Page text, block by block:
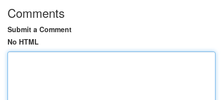
Comments
Submit a Comment
No HTML